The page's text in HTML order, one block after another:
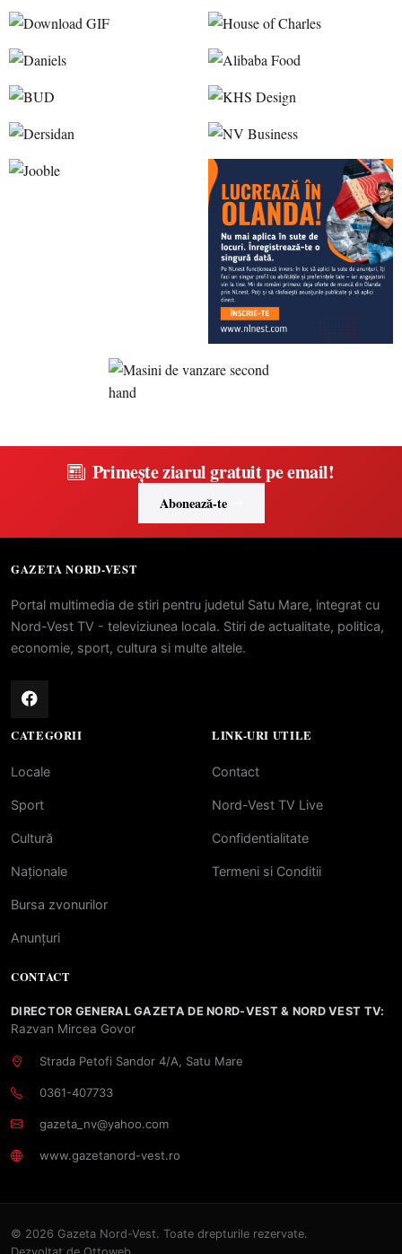
Primește ziarul gratuit pe email!
Abonează-te
GAZETA NORD-VEST
Portal multimedia de stiri pentru judetul Satu Mare, integrat cu
Nord-Vest TV - televiziunea locala. Stiri de actualitate, politica,
economie, sport, cultura si multe altele.
CATEGORII
Locale
Sport
Cultură
Naționale
Bursa zvonurilor
Anunțuri
LINK-URI UTILE
Contact
Nord-Vest TV Live
Confidentialitate
Termeni si Conditii
CONTACT
DIRECTOR GENERAL GAZETA DE NORD-VEST & NORD VEST TV:
Razvan Mircea Govor
Strada Petofi Sandor 4/A, Satu Mare
0361-407733
gazeta_nv@yahoo.com
www.gazetanord-vest.ro
© 2026 Gazeta Nord-Vest. Toate drepturile rezervate.